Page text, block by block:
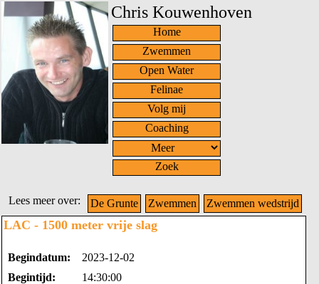
Chris Kouwenhoven
Home
Zwemmen
Open Water
Felinae
Volg mij
Coaching
Zoek
Lees meer over: De Grunte Zwemmen Zwemmen wedstrijd
LAC - 1500 meter vrije slag
Begindatum:
2023-12-02
Begintijd:
14:30:00